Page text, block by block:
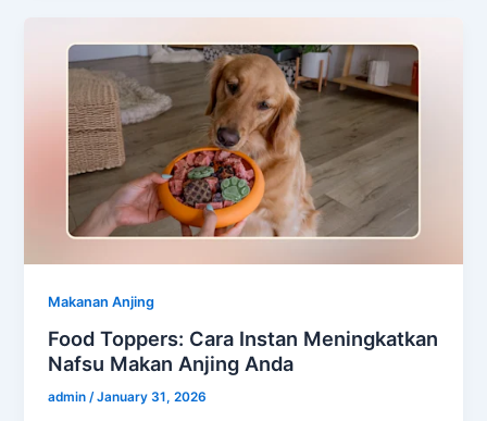
Makanan Anjing
Food Toppers: Cara Instan Meningkatkan
Nafsu Makan Anjing Anda
admin/January 31, 2026